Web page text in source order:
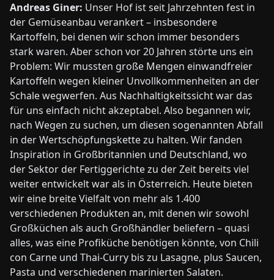
Andreas Giner: Unser Hof ist seit Jahrzehnten fest in
der Gemüseanbau verankert – insbesondere
Kartoffeln, bei denen wir schon immer besonders
stark waren. Aber schon vor 20 Jahren störte uns ein
Problem: Wir mussten große Mengen einwandfreier
Kartoffeln wegen kleiner Unvollkommenheiten an der
Schale wegwerfen. Aus Nachhaltigkeitssicht war das
für uns einfach nicht akzeptabel. Also begannen wir,
nach Wegen zu suchen, um diesen sogenannten Abfall
in der Wertschöpfungskette zu halten. Wir fanden
Inspiration in Großbritannien und Deutschland, wo
der Sektor der Fertiggerichte zu der Zeit bereits viel
weiter entwickelt war als in Österreich. Heute bieten
wir eine breite Vielfalt von mehr als 1.400
verschiedenen Produkten an, mit denen wir sowohl
Großküchen als auch Großhändler beliefern – quasi
alles, was eine Profiküche benötigen könnte, von Chili
con Carne und Thai-Curry bis zu Lasagne, plus Saucen,
Pasta und verschiedenen marinierten Salaten.